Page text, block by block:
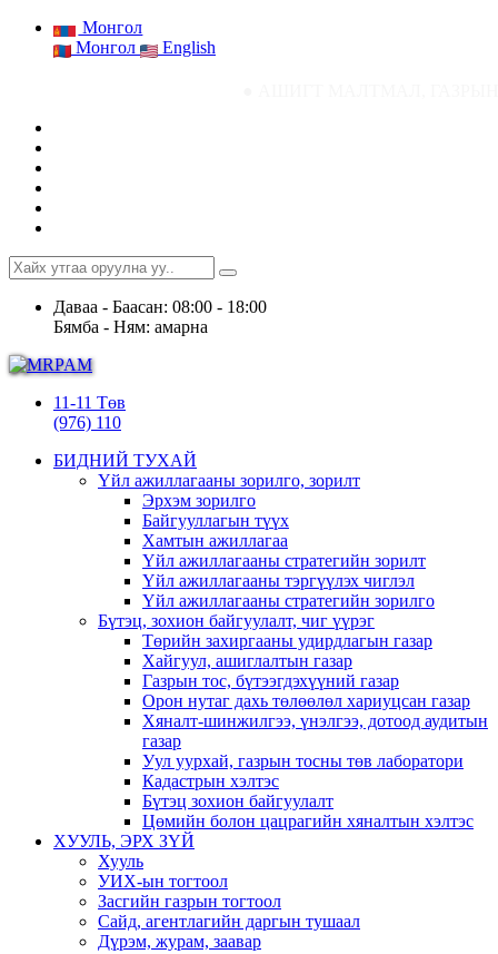
Монгол
Монгол
English
Даваа - Баасан: 08:00 - 18:00
Бямба - Ням: амарна
11-11 Төв
(976) 110
БИДНИЙ ТУХАЙ
Үйл ажиллагааны зорилго, зорилт
Эрхэм зорилго
Байгууллагын түүх
Хамтын ажиллагаа
Үйл ажиллагааны стратегийн зорилт
Үйл ажиллагааны тэргүүлэх чиглэл
Үйл ажиллагааны стратегийн зорилго
Бүтэц, зохион байгуулалт, чиг үүрэг
Төрийн захиргааны удирдлагын газар
Хайгуул, ашиглалтын газар
Газрын тос, бүтээгдэхүүний газар
Орон нутаг дахь төлөөлөл хариуцсан газар
Хяналт-шинжилгээ, үнэлгээ, дотоод аудитын
газар
Уул уурхай, газрын тосны төв лаборатори
Кадастрын хэлтэс
Бүтэц зохион байгуулалт
Цөмийн болон цацрагийн хяналтын хэлтэс
ХУУЛЬ, ЭРХ ЗҮЙ
Хууль
УИХ-ын тогтоол
Засгийн газрын тогтоол
Сайд, агентлагийн даргын тушаал
Дүрэм, журам, заавар